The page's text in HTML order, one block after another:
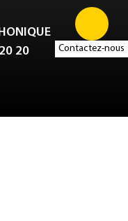
Contactez-nous
20